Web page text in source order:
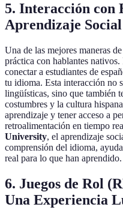
5. Interacción con
Aprendizaje Social
Una de las mejores maneras
práctica con hablantes
conectar a estudiantes de
tu idioma. Esta interacción no
lingüísticas, sino que también
costumbres y la cultura
aprendizaje y tener acceso a
retroalimentación en tiempo
University, el aprendizaje
comprensión del idioma,
real para lo que han aprendido.
6. Juegos de Rol
Una Experiencia